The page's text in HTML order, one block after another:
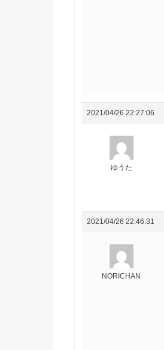
2021/04/26 22:27:06
ゆうた
2021/04/26 22:46:31
NORICHAN